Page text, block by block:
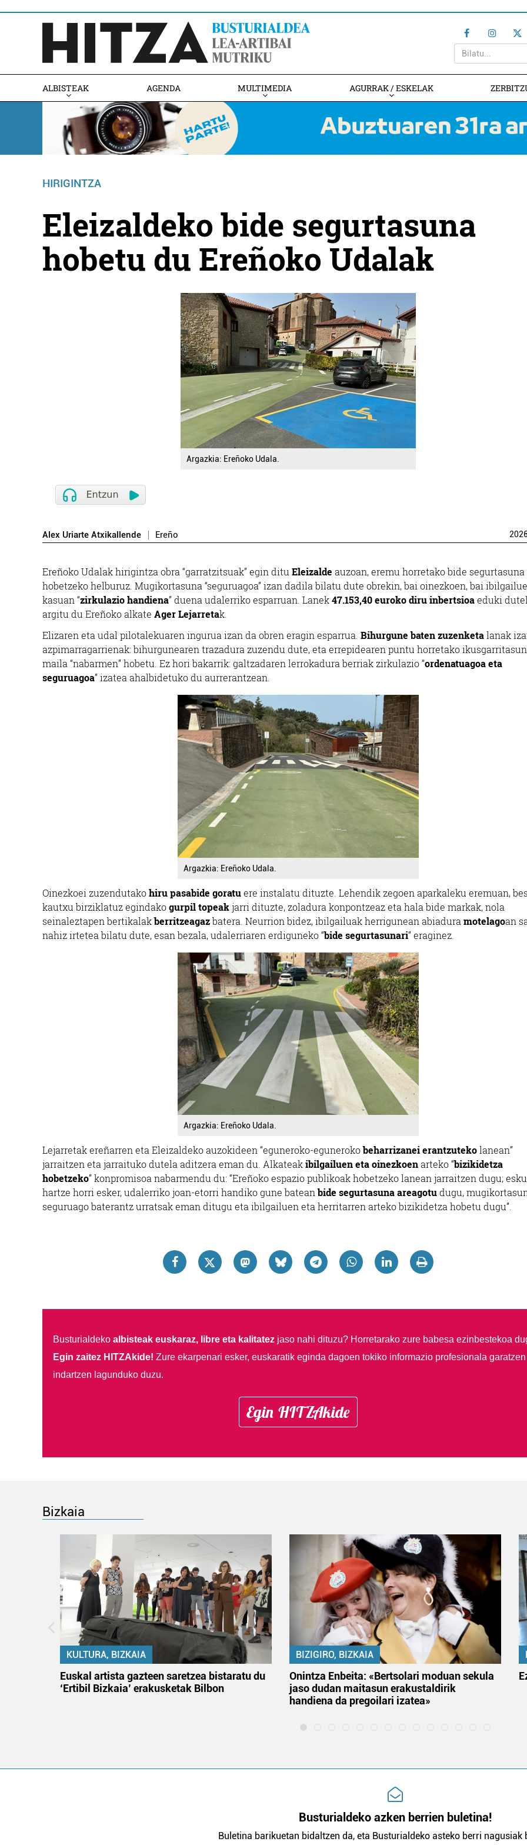
ALBISTEAK AGENDA MULTIMEDIA AGURRAK / ESKELAK
HIRIGINTZA
Eleizaldeko bide segurtasuna
hobetu du Ereñoko Udalak
Argazkia: Ereñoko Udala.
Alex Uriarte Atxikallende Ereño
Ereñoko Udalak hirigintza obra “garratzitsuak” egin ditu Eleizalde auzoan, eremu horretako bide segurtasuna
hobetzeko helburuz. Mugikortasuna “seguruagoa” izan dadila bilatu dute obrekin, bai oinezkoen, bai
kasuan “zirkulazio handiena” duena udalerriko esparruan. Lanek47.153,40 euroko diru inbertsioaeduki
argitu du Ereñoko alkate Ager Lejarretak.
Elizaren eta udal pilotalekuaren ingurua izan da obren eragin esparrua. Bihurgune baten zuzenketalanak
azpimarragarrienak: bihurgunearen trazadura zuzendu dute, eta errepidearen puntu horretako ikusgarritasun
maila “nabarmen” hobetu. Ez hori bakarrik: galtzadaren lerrokadura berriak zirkulazio “ordenatuagoa eta
seguruagoa” izatea ahalbidetuko du aurrerantzean.
Argazkia: Ereñoko Udala.
Oinezkoei zuzendutakohiru pasabide goratuere instalatu dituzte. Lehendik zegoen aparkaleku eremuan,
kautxu birziklatuz egindakogurpil topeak jarri dituzte, zoladura konpontzeaz eta hala bide markak, nola
seinaleztapen bertikalakberritzeagazbatera. Neurrion bidez, ibilgailuak herrigunean abiadura motelagoan
nahiz irtetea bilatu dute, esan bezala, udalerriaren erdiguneko “bide segurtasunari” eraginez.
Argazkia: Ereñoko Udala.
Lejarretak ereñarren eta Eleizaldeko auzokideen “eguneroko-egunerokobeharrizanei erantzutekolanean”
jarraitzen eta jarraituko dutela aditzera eman du. Alkateakibilgailuen eta oinezkoenarteko “bizikidetza
hobetzeko” konpromisoa nabarmendu du: “Ereñoko espazio publikoak hobetzeko lanean jarraitzen dugu; esku
hartze horri esker, udalerriko joan-etorri handiko gune bateanbide segurtasuna areagotudugu,
seguruago baterantz urratsak eman ditugu eta ibilgailuen eta herritarren arteko bizikidetza hobetu dugu”.
Busturialdeko albisteak euskaraz, libre eta kalitatezjaso nahi dituzu? Horretarako zure babesa ezinbestekoa
Egin zaitez HITZAkide! Zure ekarpenari esker, euskaratik eginda dagoen tokiko informazio profesionala garatzen
indartzen lagunduko duzu.
Egin HITZAkide
Bizkaia
KULTURA, BIZKAIA
Euskal artista gazteen saretzea bistaratu du
‘Ertibil Bizkaia’ erakusketak Bilbon
BIZIGIRO, BIZKAIA
Onintza Enbeita: «Bertsolari moduan sekula
jaso dudan maitasun erakustaldirik
handiena da pregoilari izatea»
Busturialdeko azken berrien buletina!
Buletina barikuetan bidaltzen da, eta Busturialdeko asteko berri nagusiak